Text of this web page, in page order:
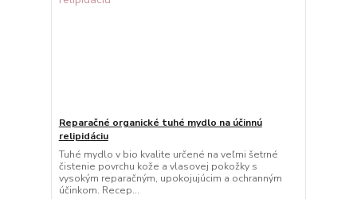
Reparačné organické tuhé mydlo na účinnú
relipidáciu
Tuhé mydlo v bio kvalite určené na veľmi šetrné
čistenie povrchu kože a vlasovej pokožky s
vysokým reparačným, upokojujúcim a ochranným
účinkom. Recep...